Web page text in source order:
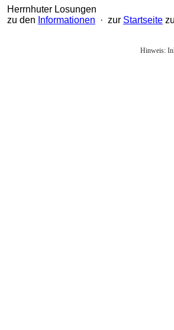
Herrnhuter Losungen
zu den Informationen · zur Startseite
Hinweis: